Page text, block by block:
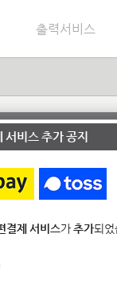
출력서비스
1:1 문
서비스 추가 공지
결제 서비스가추가되